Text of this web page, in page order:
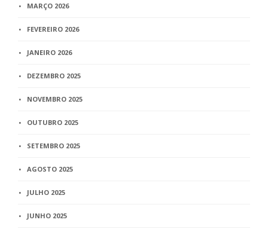
MARÇO 2026
FEVEREIRO 2026
JANEIRO 2026
DEZEMBRO 2025
NOVEMBRO 2025
OUTUBRO 2025
SETEMBRO 2025
AGOSTO 2025
JULHO 2025
JUNHO 2025